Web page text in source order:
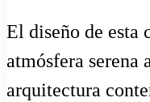
El diseño de esta
atmósfera serena
arquitectura